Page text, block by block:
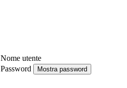
Nome utente
Password
Mostra password